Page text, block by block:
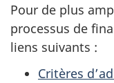
Pour de plus
processus de
liens suivants :
Critères